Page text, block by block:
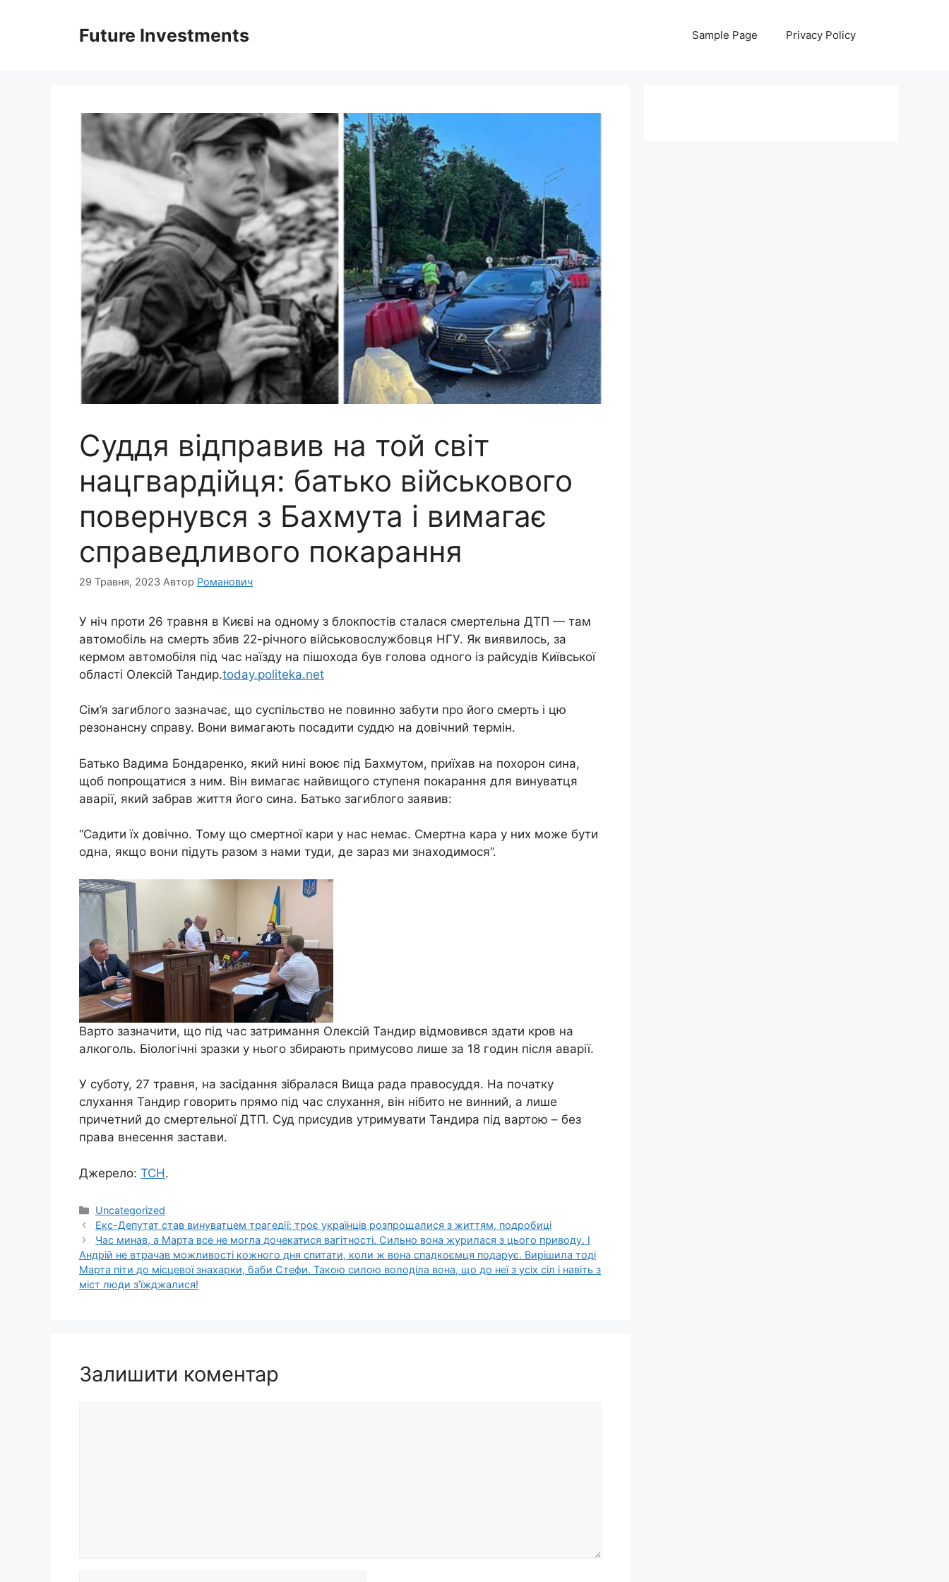
Future Investments Sample Page Privacy Policy
Суддя відправив на той світ
нацгвардійця: батько військового
повернувся з Бахмута і вимагає
справедливого покарання
29 Травня, 2023 Автор Романович
У ніч проти 26 травня в Києві на одному з блокпостів сталася смертельна ДТП — там
автомобіль на смерть збив 22-річного військовослужбовця НГУ. Як виявилось, за
кермом автомобіля під час наїзду на пішохода був голова одного із райсудів Київської
області Олексій Тандир.today.politeka.net
Сім’я загиблого зазначає, що суспільство не повинно забути про його смерть і цю
резонансну справу. Вони вимагають посадити суддю на довічний термін.
Батько Вадима Бондаренко, який нині воює під Бахмутом, приїхав на похорон сина,
щоб попрощатися з ним. Він вимагає найвищого ступеня покарання для винуватця
аварії, який забрав життя його сина. Батько загиблого заявив:
“Садити їх довічно. Тому що смертної кари у нас немає. Смертна кара у них може бути
одна, якщо вони підуть разом з нами туди, де зараз ми знаходимося”.
Варто зазначити, що під час затримання Олексій Тандир відмовився здати кров на
алкоголь. Біологічні зразки у нього збирають примусово лише за 18 годин після аварії.
У суботу, 27 травня, на засідання зібралася Вища рада правосуддя. На початку
слухання Тандир говорить прямо під час слухання, він нібито не винний, а лише
причетний до смертельної ДТП. Суд присудив утримувати Тандира під вартою – без
права внесення застави.
Джерело: ТСН.
Категорії
Uncategorized
Eкс-Депутат став винуватцем трагедії: троє українців розпрощалися з життям, подробиці
Час минав, а Марта все не могла дочекатися вагітності. Сильно вона журилася з цього приводу. І
Андрій не втрачав можливості кожного дня спитати, коли ж вона спадкоємця подарує. Вирішила тоді
Марта піти до місцевої знахарки, баби Стефи. Такою силою володіла вона, що до неї з усіх сіл і навіть з
міст люди з’їжджалися!
Залишити коментар